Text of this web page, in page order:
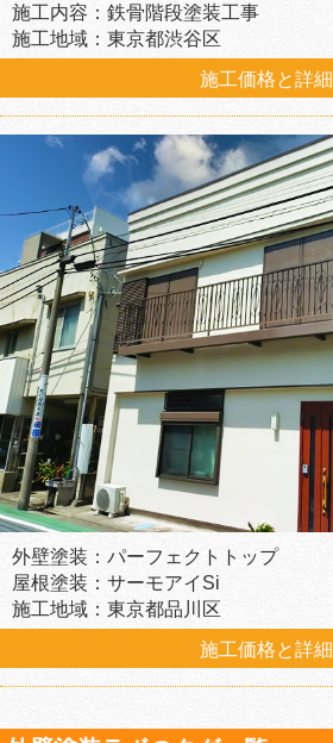
施工内容：鉄骨階段塗装工事
施工地域：東京都渋谷区
施工価格と詳細
外壁塗装：パーフェクトトップ
屋根塗装：サーモアイSi
施工地域：東京都品川区
施工価格と詳細